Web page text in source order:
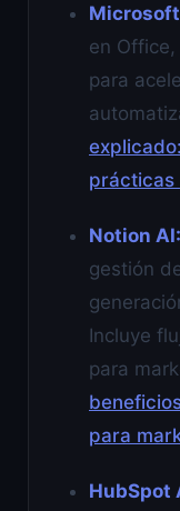
en
para
Notion AI:
gestión
Incluye
para
para
HubSpot